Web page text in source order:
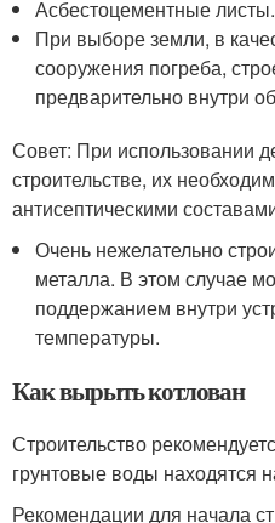
Асбестоцементные листы.
При выборе земли, в
сооружения погреба,
предварительно внутри
Совет: При использовании
строительстве, их
антисептическими
Очень нежелательно
металла. В этом случае
поддержанием внутри
температуры.
Как вырыть котлован
Строительство
грунтовые воды находятся
Рекомендации для начала